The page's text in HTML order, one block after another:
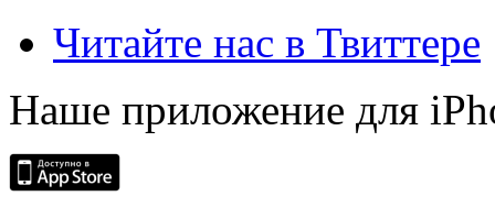
Читайте нас в Твиттере
Наше приложение для